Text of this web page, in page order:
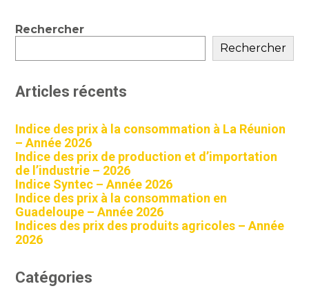
Blog
Rechercher
Rechercher
Articles récents
Indice des prix à la consommation à La Réunion
– Année 2026
Indice des prix de production et d’importation
de l’industrie – 2026
Indice Syntec – Année 2026
Indice des prix à la consommation en
Guadeloupe – Année 2026
Indices des prix des produits agricoles – Année
2026
Catégories